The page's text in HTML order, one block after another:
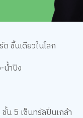
ชิ้นเดียวในโลก
น้ำปิง
น 5 เซ็นทรัลปิ่นเกล้า